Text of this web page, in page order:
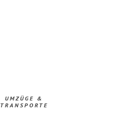
UMZÜGE &
TRANSPORTE